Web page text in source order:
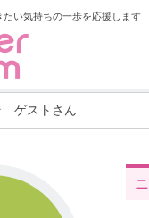
い気持ちの一歩を応援します
ゲストさん